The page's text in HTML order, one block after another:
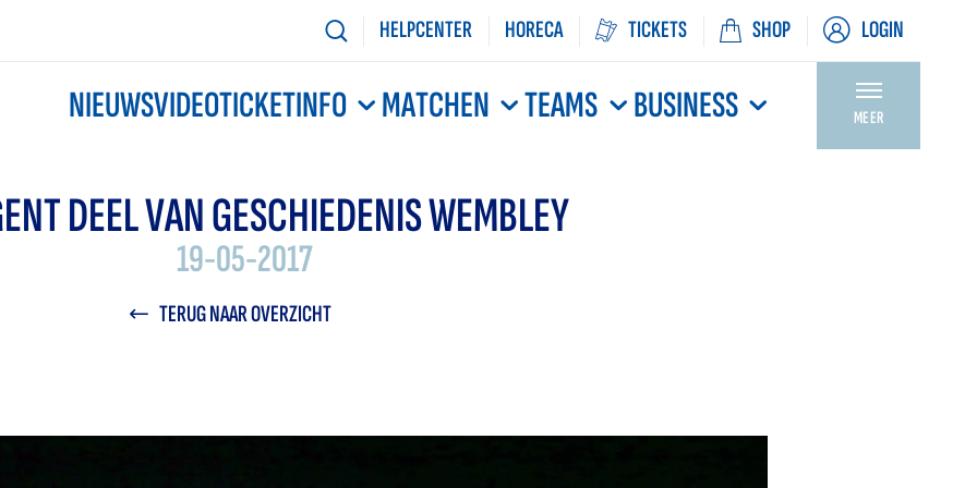
HELPCENTER HORECA TICKETS SHOP LOGIN
NIEUWSVIDEOTICKETINFO MATCHEN TEAMS BUSINESS MEER
DEEL VAN GESCHIEDENIS WEMBLEY
19-05-2017
TERUG NAAR OVERZICHT